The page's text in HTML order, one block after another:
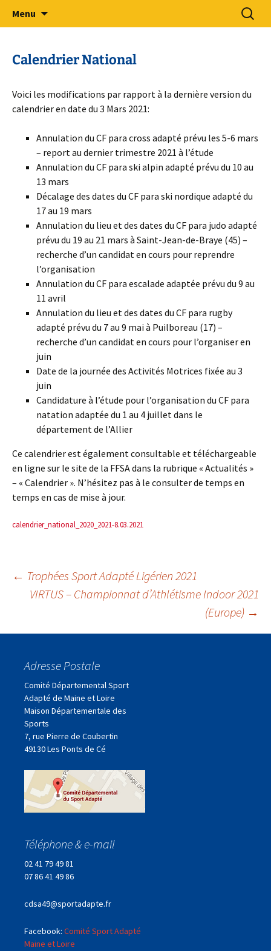
Comité Départemental Sport
Adapté 49
Sport Adapté 49
Menu
Calendrier National
Voici les modifications par rapport à la dernière version du
calendrier en date du 3 Mars 2021:
Annulation du CF para cross adapté prévu les 5-6 mars
– report au dernier trimestre 2021 à l’étude
Annulation du CF para ski alpin adapté prévu du 10 au
13 mars
Décalage des dates du CF para ski nordique adapté du
17 au 19 mars
Annulation du lieu et des dates du CF para judo adapté
prévu du 19 au 21 mars à Saint-Jean-de-Braye (45) –
recherche d’un candidat en cours pour reprendre
l’organisation
Annulation du CF para escalade adaptée prévu du 9 au
11 avril
Annulation du lieu et des dates du CF para rugby
adapté prévu du 7 au 9 mai à Puilboreau (17) –
recherche d’un candidat en cours pour l’organiser en
juin
Date de la journée des Activités Motrices fixée au 3
juin
Candidature à l’étude pour l’organisation du CF para
natation adaptée du 1 au 4 juillet dans le
département de l’Allier
Ce calendrier est également consultable et téléchargeable
en ligne sur le site de la FFSA dans la rubrique « Actualités »
– « Calendrier ». N’hésitez pas à le consulter de temps en
temps en cas de mise à jour.
calendrier_national_2020_2021-8.03.2021
Navigation
articles
← Trophées Sport Adapté Ligérien 2021
VIRTUS – Championnat d’Athlétisme Indoor 2021
(Europe) →
Adresse Postale
Comité Départemental Sport
Adapté de Maine et Loire
Maison Départementale des
Sports
7, rue Pierre de Coubertin
49130 Les Ponts de Cé
Téléphone & e-mail
02 41 79 49 81
07 86 41 49 86
cdsa49@sportadapte.fr
Facebook: Comité Sport Adapté
Maine et Loire